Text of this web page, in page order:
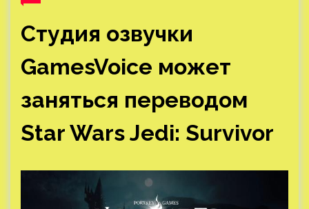
Студия озвучки
GamesVoice может
заняться переводом
Star Wars Jedi: Survivor